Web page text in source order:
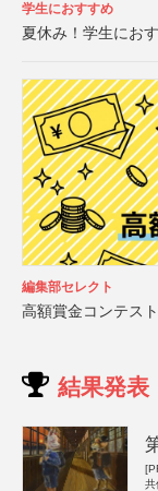
学生におすすめ
夏休み！学生にお
編集部セレクト
高額賞金コンテス
結果発表
共